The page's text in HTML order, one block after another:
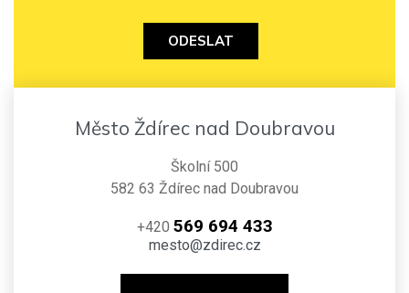
ODESLAT
Město Ždírec nad Doubravou
Školní 500
582 63 Ždírec nad Doubravou
+420 569 694 433
mesto@zdirec.cz